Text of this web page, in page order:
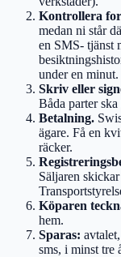
Kontrollera
medan ni står
en SMS- tjänst
under en minut.
Skriv eller
Båda parter
Betalning.
ägare. Få en
räcker.
Säljaren
Köparen
hem.
Sparas:
sms, i minst tre